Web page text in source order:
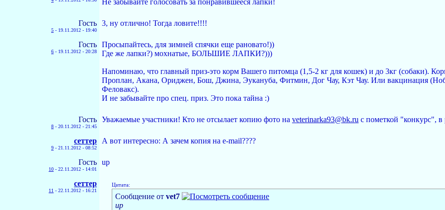
Гость
5 - 19.11.2012 - 19:40
3, ну отлично! Тогда ловите!!!!
Гость
6 - 19.11.2012 - 20:28
Просыпайтесь, для зимней спячки еще рановато!))
Где же лапки?) мохнатые, БОЛЬШИЕ ЛАПКИ?)))
Напоминаю, что главный приз-это корм Вашего питомца (1,5-2 кг для кошек) и до 3кг (собаки).
Проплан, Акана, Ориджен, Бош, Джина, Эукануба, Фитмин, Дог Чау, Кэт Чау. Или вакцинация
Феловакс).
И не забывайте про спец. приз. Это пока тайна :)
Гость
8 - 20.11.2012 - 21:45
Уважаемые участники! Кто не отсылает копию фото на veterinarka93@bk.ru c пометкой "конкурс", в
сеттер
9 - 21.11.2012 - 08:52
А вот интересно: А зачем копия на e-mail????
Гость
10 - 22.11.2012 - 14:01
up
сеттер
11 - 22.11.2012 - 16:21
Цитата:
Сообщение от vet7
up